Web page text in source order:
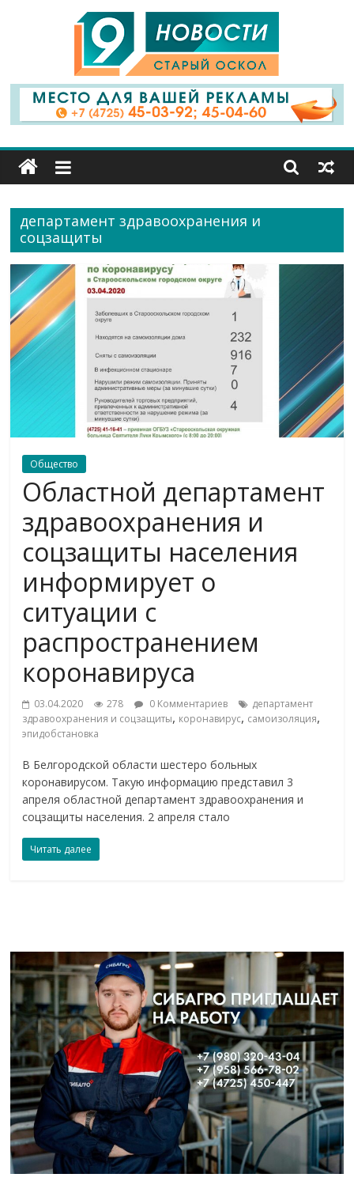
9
Канал
Старый
Оскол
департамент здравоохранения и
соцзащиты
Общество
Областной департамент
здравоохранения и
соцзащиты населения
информирует о
ситуации с
распространением
коронавируса
03.04.2020 278 0 Комментариев
департамент
здравоохранения и соцзащиты, коронавирус, самоизоляция,
эпидобстановка
В Белгородской области шестеро больных
коронавирусом. Такую информацию представил 3
апреля областной департамент здравоохранения и
соцзащиты населения. 2 апреля стало
Читать далее